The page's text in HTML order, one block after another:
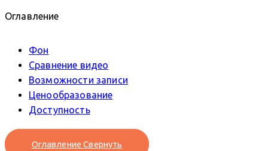
Оглавление
Фон
Сравнение видео
Возможности записи
Ценообразование
Доступность
Оглавление Свернуть